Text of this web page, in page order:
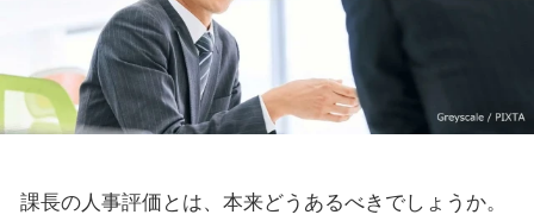
課長の人事評価とは、本来どうあるべきでしょうか。